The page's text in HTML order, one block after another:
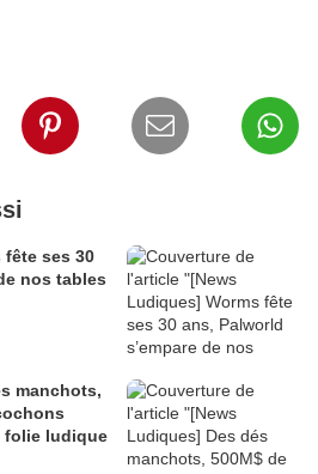
fête ses 30
nos tables
manchots,
folie ludique